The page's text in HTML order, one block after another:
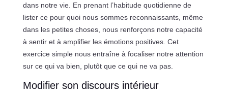
dans notre vie. En prenant l’habitude quotidienne de
lister ce pour quoi nous sommes reconnaissants, même
dans les petites choses, nous renforçons notre capacité
à sentir et à amplifier les émotions positives. Cet
exercice simple nous entraîne à focaliser notre attention
sur ce qui va bien, plutôt que ce qui ne va pas.
Modifier son discours intérieur